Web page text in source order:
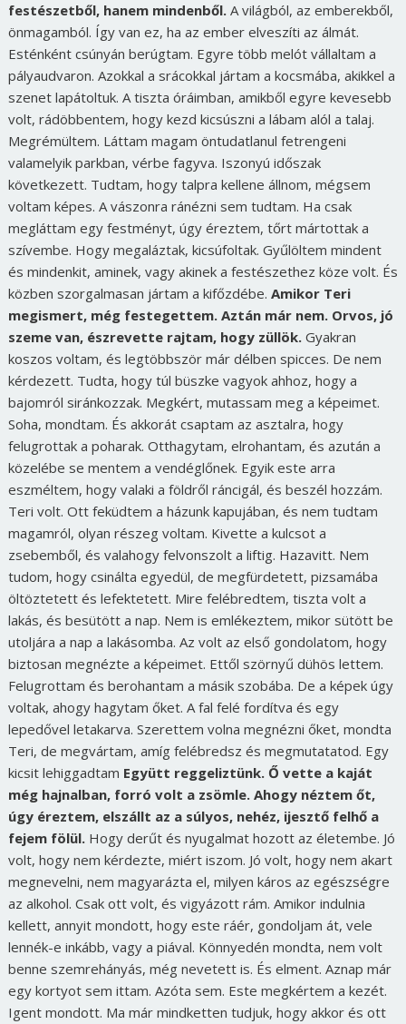
festészetből, hanem mindenből.A világból, az emberekből,
önmagamból. Így van ez, ha az ember elveszíti az álmát.
Esténként csúnyán berúgtam. Egyre több melót vállaltam a
pályaudvaron. Azokkal a srácokkal jártam a kocsmába, akikkel a
szenet lapátoltuk. A tiszta óráimban, amikből egyre kevesebb
volt, rádöbbentem, hogy kezd kicsúszni a lábam alól a talaj.
Megrémültem. Láttam magam öntudatlanul fetrengeni
valamelyik parkban, vérbe fagyva. Iszonyú időszak
következett. Tudtam, hogy talpra kellene állnom, mégsem
voltam képes. A vászonra ránézni sem tudtam. Ha csak
megláttam egy festményt, úgy éreztem, tőrt mártottak a
szívembe. Hogy megaláztak, kicsúfoltak. Gyűlöltem mindent
és mindenkit, aminek, vagy akinek a festészethez köze volt. És
közben szorgalmasan jártam a kifőzdébe. Amikor Teri
megismert, még festegettem. Aztán már nem. Orvos, jó
szeme van, észrevette rajtam, hogy züllök.Gyakran
koszos voltam, és legtöbbször már délben spicces. De nem
kérdezett. Tudta, hogy túl büszke vagyok ahhoz, hogy a
bajomról siránkozzak. Megkért, mutassam meg a képeimet.
Soha, mondtam. És akkorát csaptam az asztalra, hogy
felugrottak a poharak. Otthagytam, elrohantam, és azután a
közelébe se mentem a vendéglőnek. Egyik este arra
eszméltem, hogy valaki a földről ráncigál, és beszél hozzám.
Teri volt. Ott feküdtem a házunk kapujában, és nem tudtam
magamról, olyan részeg voltam. Kivette a kulcsot a
zsebemből, és valahogy felvonszolt a liftig. Hazavitt. Nem
tudom, hogy csinálta egyedül, de megfürdetett, pizsamába
öltöztetett és lefektetett. Mire felébredtem, tiszta volt a
lakás, és besütött a nap. Nem is emlékeztem, mikor sütött be
utoljára a nap a lakásomba. Az volt az első gondolatom, hogy
biztosan megnézte a képeimet. Ettől szörnyű dühös lettem.
Felugrottam és berohantam a másik szobába. De a képek úgy
voltak, ahogy hagytam őket. A fal felé fordítva és egy
lepedővel letakarva. Szerettem volna megnézni őket, mondta
Teri, de megvártam, amíg felébredsz és megmutatatod. Egy
kicsit lehiggadtam Együtt reggeliztünk. Ő vette a kaját
még hajnalban, forró volt a zsömle. Ahogy néztem őt,
úgy éreztem, elszállt az a súlyos, nehéz, ijesztő felhő a
fejem fölül.Hogy derűt és nyugalmat hozott az életembe. Jó
volt, hogy nem kérdezte, miért iszom. Jó volt, hogy nem akart
megnevelni, nem magyarázta el, milyen káros az egészségre
az alkohol. Csak ott volt, és vigyázott rám. Amikor indulnia
kellett, annyit mondott, hogy este ráér, gondoljam át, vele
lennék-e inkább, vagy a piával. Könnyedén mondta, nem volt
benne szemrehányás, még nevetett is. És elment. Aznap már
egy kortyot sem ittam. Azóta sem. Este megkértem a kezét.
Igent mondott. Ma már mindketten tudjuk, hogy akkor és ott